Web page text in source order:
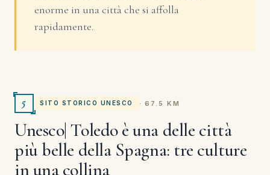
enorme in una città che si affolla
rapidamente.
5 SITO STORICO UNESCO · 67.5 KM
Unesco| Toledo è una delle città
più belle della Spagna: tre culture
in una collina